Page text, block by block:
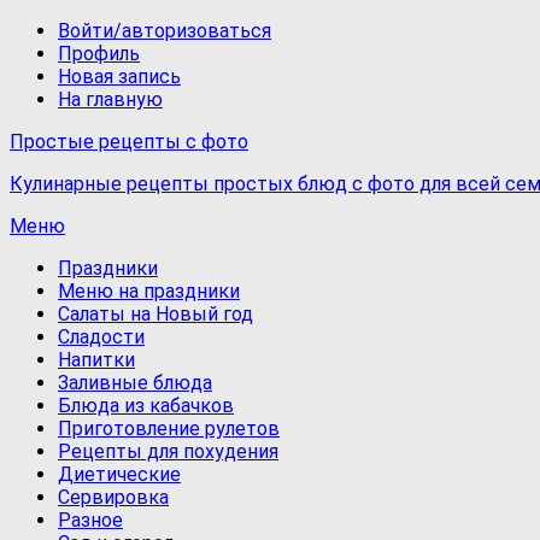
Войти/авторизоваться
Профиль
Новая запись
На главную
Простые рецепты с фото
Кулинарные рецепты простых блюд с фото для всей
Меню
Праздники
Меню на праздники
Салаты на Новый год
Сладости
Напитки
Заливные блюда
Блюда из кабачков
Приготовление рулетов
Рецепты для похудения
Диетические
Сервировка
Разное